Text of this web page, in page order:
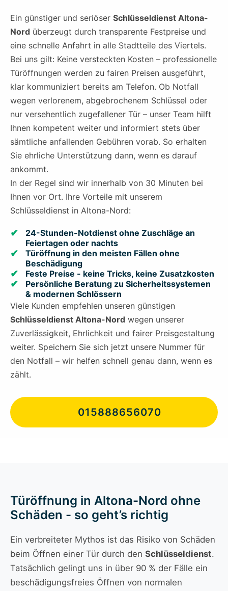
Ein günstiger und seriöser Schlüsseldienst Altona-
Nord überzeugt durch transparente Festpreise und
eine schnelle Anfahrt in alle Stadtteile des Viertels.
Bei uns gilt: Keine versteckten Kosten – professionelle
Türöffnungen werden zu fairen Preisen ausgeführt,
klar kommuniziert bereits am Telefon. Ob Notfall
wegen verlorenem, abgebrochenem Schlüssel oder
nur versehentlich zugefallener Tür – unser Team hilft
Ihnen kompetent weiter und informiert stets über
sämtliche anfallenden Gebühren vorab. So erhalten
Sie ehrliche Unterstützung dann, wenn es darauf
ankommt.
In der Regel sind wir innerhalb von 30 Minuten bei
Ihnen vor Ort. Ihre Vorteile mit unserem
Schlüsseldienst in Altona-Nord:
24-Stunden-Notdienst ohne Zuschläge an
Feiertagen oder nachts
Türöffnung in den meisten Fällen ohne
Beschädigung
Feste Preise - keine Tricks, keine Zusatzkosten
Persönliche Beratung zu Sicherheitssystemen
& modernen Schlössern
Viele Kunden empfehlen unseren günstigen
Schlüsseldienst Altona-Nord wegen unserer
Zuverlässigkeit, Ehrlichkeit und fairer Preisgestaltung
weiter. Speichern Sie sich jetzt unsere Nummer für
den Notfall – wir helfen schnell genau dann, wenn es
zählt.
015888656070
Türöffnung in Altona-Nord ohne
Schäden - so geht’s richtig
Ein verbreiteter Mythos ist das Risiko von Schäden
beim Öffnen einer Tür durch den Schlüsseldienst.
Tatsächlich gelingt uns in über 90 % der Fälle ein
beschädigungsfreies Öffnen von normalen